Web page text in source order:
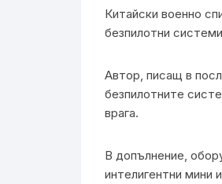
Китайски военно
безпилотни
Автор, писащ в
безпилотните
врага.
В допълнение,
интелигентни мини